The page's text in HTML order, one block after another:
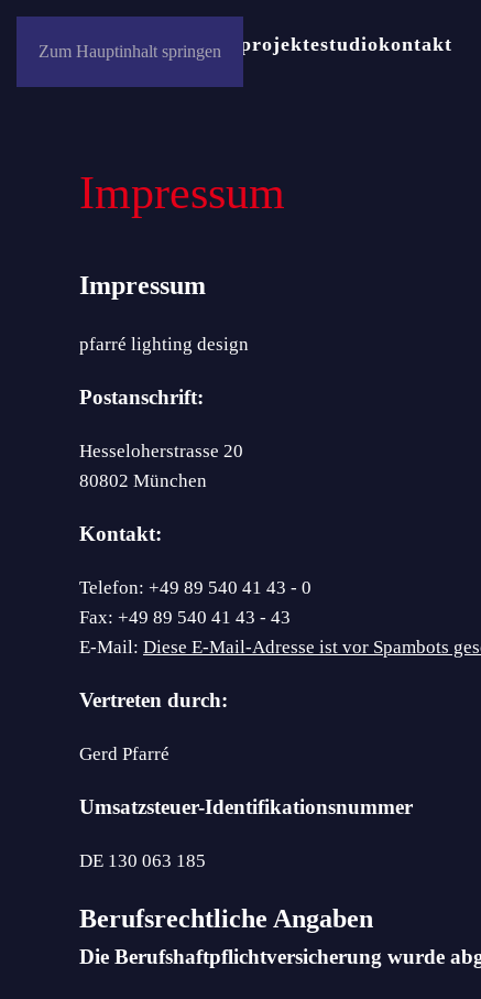
Zum Hauptinhalt springen
newsauszeichnungen projektestudiokontakt
Impressum
Impressum
pfarré lighting design
Postanschrift:
Hesseloherstrasse 20
80802 München
Kontakt:
Telefon: +49 89 540 41 43 - 0
Fax: +49 89 540 41 43 - 43
E-Mail: Diese E-Mail-Adresse ist vor Spambots
Vertreten durch:
Gerd Pfarré
Umsatzsteuer-Identifikationsnummer
DE 130 063 185
Berufsrechtliche Angaben
Die Berufshaftpflichtversicherung wurde